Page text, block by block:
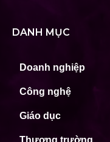
DANH MỤC
Doanh nghiệp
Công nghệ
Giáo dục
Thương trường